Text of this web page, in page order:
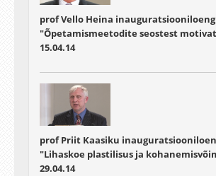
prof Vello Heina inauguratsiooniloeng
"Õpetamismeetodite seostest
15.04.14
prof Priit Kaasiku
"Lihaskoe plastilisus ja
29.04.14